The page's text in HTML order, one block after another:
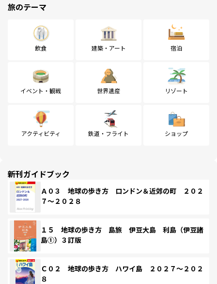
旅のテーマ
飲食 建築・アート 宿泊
イベント・観戦 世界遺産 リゾート
アクティビティ 鉄道・フライト ショップ
新刊ガイドブック
Ａ０３ 地球の歩き方 ロンドン＆近郊の町 ２０２
７～２０２８
１５ 地球の歩き方 島旅 伊豆大島 利島（伊豆諸
島①）３訂版
Ｃ０２ 地球の歩き方 ハワイ島 ２０２７～２０２
８